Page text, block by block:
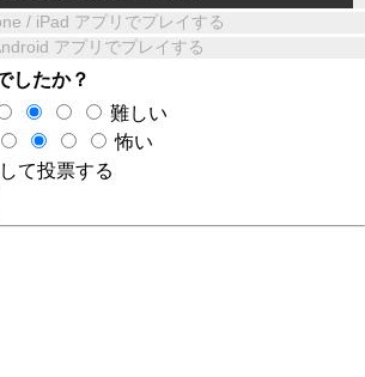
/ iPad アプリでプレイする
アプリでプレイする
したか？
難しい
怖い
て投票する